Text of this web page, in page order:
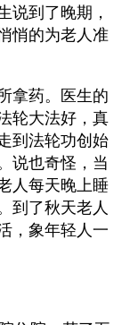
说到了晚期，
悄的为老人准
拿药。医生的
轮大法好，真
到法轮功创始
说也奇怪，当
人每天晚上睡
到了秋天老人
，象年轻人一